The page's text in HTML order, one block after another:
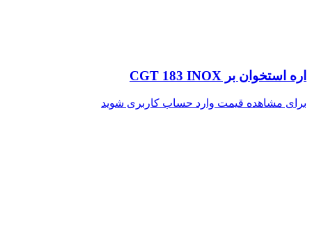
اره استخوان بر CGT 183 INOX
برای مشاهده قیمت وارد حساب کاربری شوید